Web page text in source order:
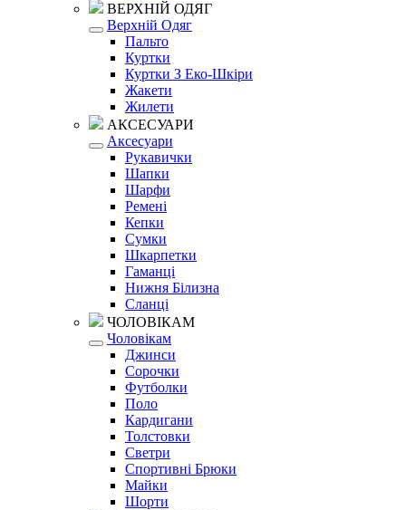
ВЕРХНІЙ ОДЯГ
Верхній Одяг
Пальто
Куртки
Куртки З Еко-Шкіри
Жакети
Жилети
АКСЕСУАРИ
Аксесуари
Рукавички
Шапки
Шарфи
Ремені
Кепки
Сумки
Шкарпетки
Гаманці
Нижня Білизна
Сланці
ЧОЛОВІКАМ
Чоловікам
Джинси
Сорочки
Футболки
Поло
Кардигани
Толстовки
Светри
Спортивні Брюки
Майки
Шорти